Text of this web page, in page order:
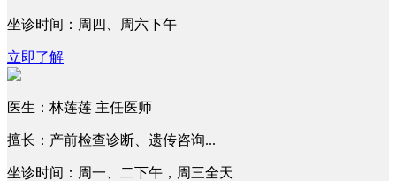
坐诊时间：周四、周六下午
立即了解
医生：林莲莲 主任医师
擅长：产前检查诊断、遗传咨询...
坐诊时间：周一、二下午，周三全天